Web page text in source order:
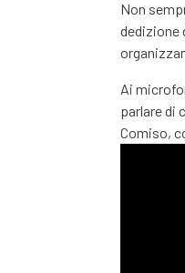
Non
dedizione
Ai
parlare di
Comiso,